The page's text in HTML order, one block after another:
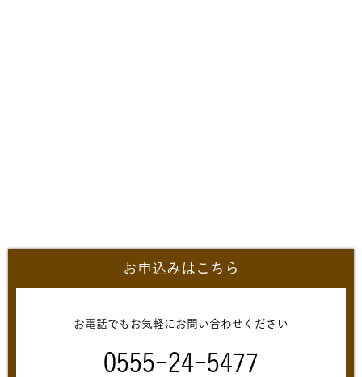
お申込みはこちら
お電話でもお気軽にお問い合わせください
0555-24-5477